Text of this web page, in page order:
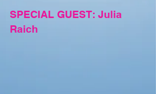
SPECIAL GUEST: Julia
Raich